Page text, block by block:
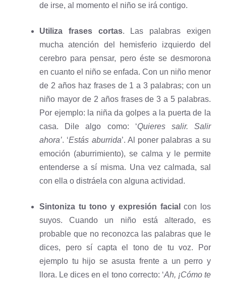
de irse, al momento el niño se irá contigo.
Utiliza frases cortas. Las palabras exigen
mucha atención del hemisferio izquierdo del
cerebro para pensar, pero éste se desmorona
en cuanto el niño se enfada. Con un niño menor
de 2 años haz frases de 1 a 3 palabras; con un
niño mayor de 2 años frases de 3 a 5 palabras.
Por ejemplo: la niña da golpes a la puerta de la
casa. Dile algo como: ‘Quieres salir. Salir
ahora’. ‘Estás aburrida’. Al poner palabras a su
emoción (aburrimiento), se calma y le permite
entenderse a sí misma. Una vez calmada, sal
con ella o distráela con alguna actividad.
Sintoniza tu tono y expresión facial con los
suyos. Cuando un niño está alterado, es
probable que no reconozca las palabras que le
dices, pero sí capta el tono de tu voz. Por
ejemplo tu hijo se asusta frente a un perro y
llora. Le dices en el tono correcto: ‘Ah, ¡Cómo te